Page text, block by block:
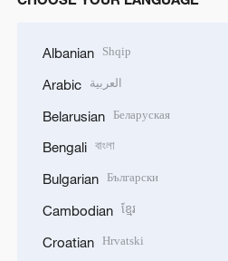
Albanian Shqip
Arabic العربية
Belarusian Беларуская
Bengali বাংলা
Bulgarian Български
Cambodian ខ្មែរ
Croatian Hrvatski